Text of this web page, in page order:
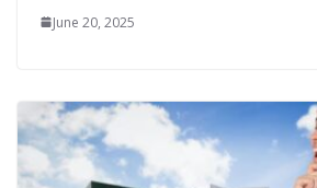
June 20, 2025